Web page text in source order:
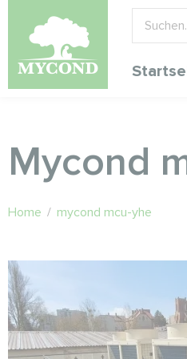
Mycond
Home / mycond mcu-yhe